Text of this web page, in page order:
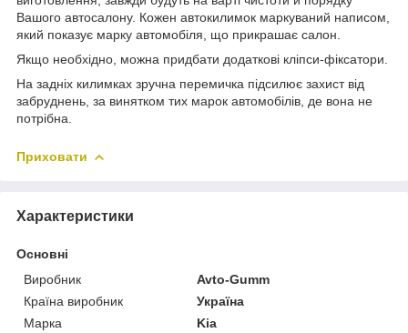
Вашого автосалону. Кожен автокилимок маркуваний написом,
який показує марку автомобіля, що прикрашає салон.
Якщо необхідно, можна придбати додаткові кліпси-фіксатори.
На задніх килимках зручна перемичка підсилює захист від
забруднень, за винятком тих марок автомобілів, де вона не
потрібна.
Приховати
Характеристики
Основні
Виробник
Avto-Gumm
Країна виробник
Україна
Марка
Kia